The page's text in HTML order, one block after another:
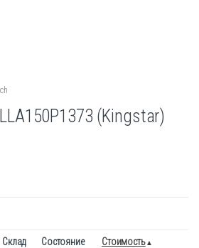
(Kingstar)
Склад Состояние Стоимость